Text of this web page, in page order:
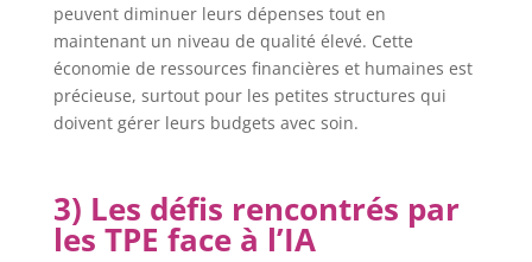
peuvent diminuer leurs dépenses tout en
maintenant un niveau de qualité élevé. Cette
économie de ressources financières et humaines est
précieuse, surtout pour les petites structures qui
doivent gérer leurs budgets avec soin.
3) Les défis rencontrés par
les TPE face à l’IA